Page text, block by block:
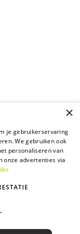
×
je gebruikerservaring
We gebruiken ook
personaliseren van
onze advertenties via